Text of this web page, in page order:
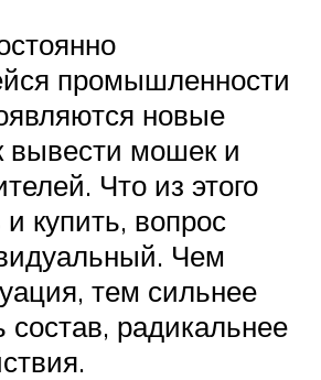
промышленности
новые
вывести мошек и
Что из этого
купить, вопрос
Чем
тем сильнее
радикальнее